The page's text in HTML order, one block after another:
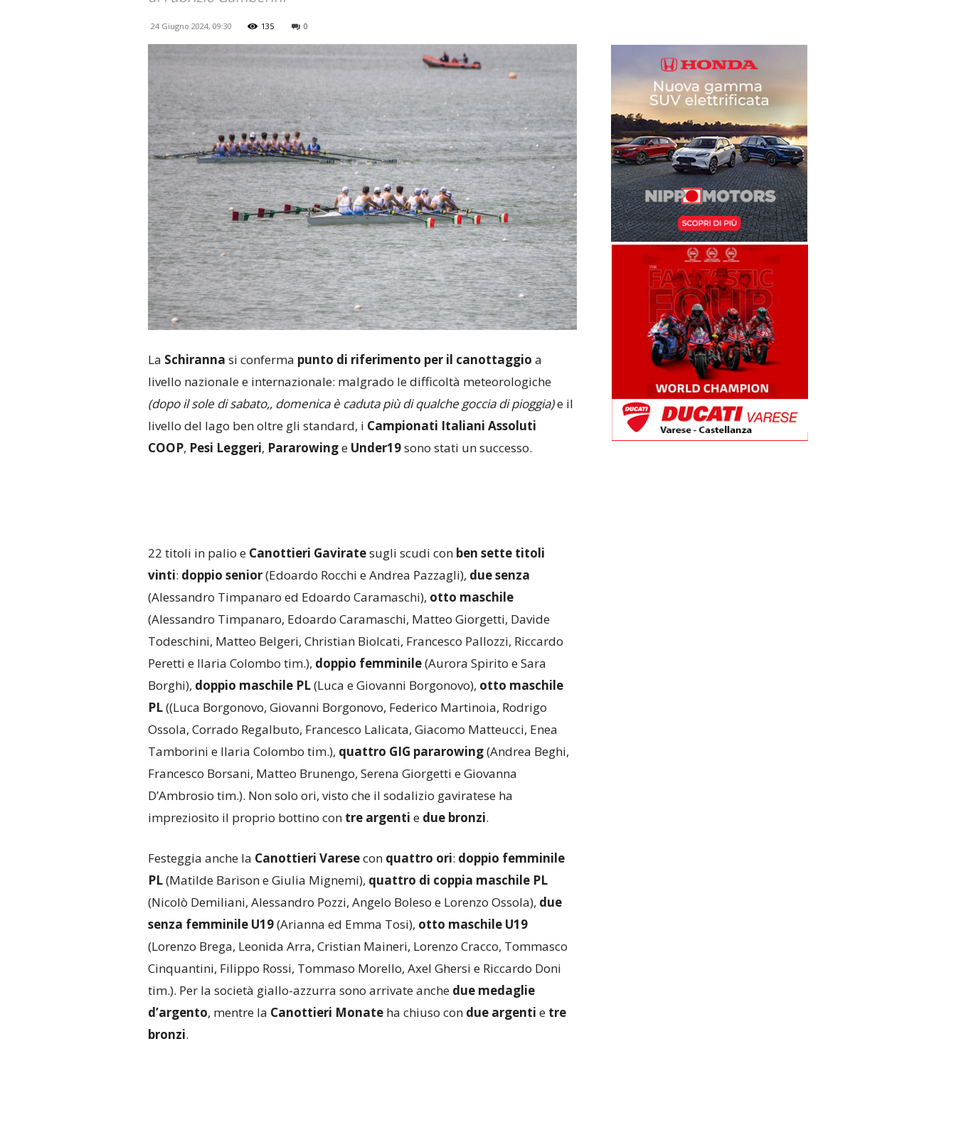
24 Giugno 2024, 09:30 135 0
La Schiranna si conferma punto di riferimento per il canottaggio a
livello nazionale e internazionale: malgrado le difficoltà meteorologiche
(dopo il sole di sabato,, domenica è caduta più di qualche goccia di pioggia)e il
livello del lago ben oltre gli standard, i Campionati Italiani Assoluti
COOP, Pesi Leggeri, Pararowinge Under19sono stati un successo.
22 titoli in palio eCanottieri Gaviratesugli scudi con ben sette titoli
vinti: doppio senior(Edoardo Rocchi e Andrea Pazzagli), due senza
(Alessandro Timpanaro ed Edoardo Caramaschi), otto maschile
(Alessandro Timpanaro, Edoardo Caramaschi, Matteo Giorgetti, Davide
Todeschini, Matteo Belgeri, Christian Biolcati, Francesco Pallozzi, Riccardo
Peretti e Ilaria Colombo tim.), doppio femminile(Aurora Spirito e Sara
Borghi), doppio maschile PL(Luca e Giovanni Borgonovo), otto maschile
PL((Luca Borgonovo, Giovanni Borgonovo, Federico Martinoia, Rodrigo
Ossola, Corrado Regalbuto, Francesco Lalicata, Giacomo Matteucci, Enea
Tamborini e Ilaria Colombo tim.), quattro GIG pararowing(Andrea Beghi,
Francesco Borsani, Matteo Brunengo, Serena Giorgetti e Giovanna
D’Ambrosio tim.). Non solo ori, visto che il sodalizio gaviratese ha
impreziosito il proprio bottino con tre argenti e due bronzi.
Festeggia anche la Canottieri Varesecon quattro ori: doppio femminile
PL(Matilde Barison e Giulia Mignemi), quattro di coppia maschile PL
(Nicolò Demiliani, Alessandro Pozzi, Angelo Boleso e Lorenzo Ossola), due
senza femminile U19(Arianna ed Emma Tosi), otto maschile U19
(Lorenzo Brega, Leonida Arra, Cristian Maineri, Lorenzo Cracco, Tommasco
Cinquantini, Filippo Rossi, Tommaso Morello, Axel Ghersi e Riccardo Doni
tim.). Per la società giallo-azzurra sono arrivate anche due medaglie
d’argento, mentre la Canottieri Monate ha chiuso con due argenti e tre
bronzi.